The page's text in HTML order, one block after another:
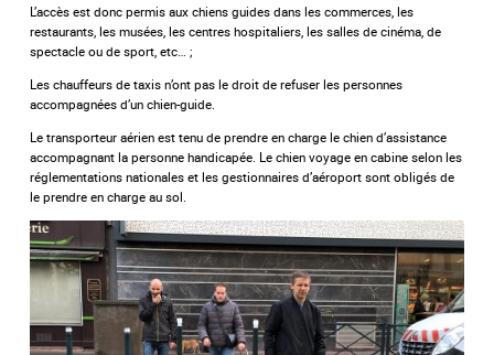
L’accès est donc permis aux chiens guides dans les commerces, les
restaurants, les musées, les centres hospitaliers, les salles de cinéma, de
spectacle ou de sport, etc… ;
Les chauffeurs de taxis n’ont pas le droit de refuser les personnes
accompagnées d’un chien-guide.
Le transporteur aérien est tenu de prendre en charge le chien d’assistance
accompagnant la personne handicapée. Le chien voyage en cabine selon les
réglementations nationales et les gestionnaires d’aéroport sont obligés de
le prendre en charge au sol.